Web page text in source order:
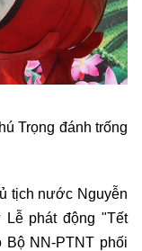
Trọng đánh trống
tịch nước Nguyễn
Lễ phát động "Tết
NN-PTNT phối